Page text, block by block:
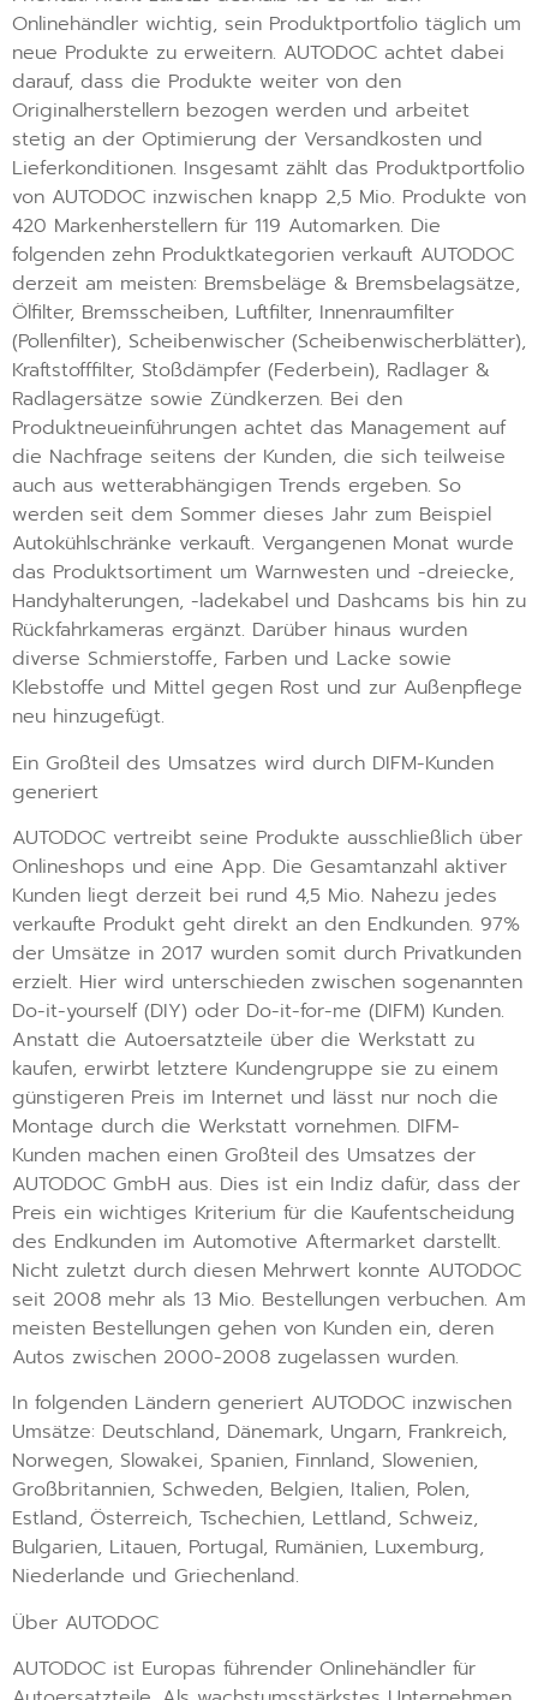
Onlinehändler wichtig, sein Produktportfolio täglich um
neue Produkte zu erweitern. AUTODOC achtet dabei
darauf, dass die Produkte weiter von den
Originalherstellern bezogen werden und arbeitet
stetig an der Optimierung der Versandkosten und
Lieferkonditionen. Insgesamt zählt das Produktportfolio
von AUTODOC inzwischen knapp 2,5 Mio. Produkte von
420 Markenherstellern für 119 Automarken. Die
folgenden zehn Produktkategorien verkauft AUTODOC
derzeit am meisten: Bremsbeläge & Bremsbelagsätze,
Ölfilter, Bremsscheiben, Luftfilter, Innenraumfilter
(Pollenfilter), Scheibenwischer (Scheibenwischerblätter),
Kraftstofffilter, Stoßdämpfer (Federbein), Radlager &
Radlagersätze sowie Zündkerzen. Bei den
Produktneueinführungen achtet das Management auf
die Nachfrage seitens der Kunden, die sich teilweise
auch aus wetterabhängigen Trends ergeben. So
werden seit dem Sommer dieses Jahr zum Beispiel
Autokühlschränke verkauft. Vergangenen Monat wurde
das Produktsortiment um Warnwesten und -dreiecke,
Handyhalterungen, -ladekabel und Dashcams bis hin zu
Rückfahrkameras ergänzt. Darüber hinaus wurden
diverse Schmierstoffe, Farben und Lacke sowie
Klebstoffe und Mittel gegen Rost und zur Außenpflege
neu hinzugefügt.
Ein Großteil des Umsatzes wird durch DIFM-Kunden
generiert
AUTODOC vertreibt seine Produkte ausschließlich über
Onlineshops und eine App. Die Gesamtanzahl aktiver
Kunden liegt derzeit bei rund 4,5 Mio. Nahezu jedes
verkaufte Produkt geht direkt an den Endkunden. 97%
der Umsätze in 2017 wurden somit durch Privatkunden
erzielt. Hier wird unterschieden zwischen sogenannten
Do-it-yourself (DIY) oder Do-it-for-me (DIFM) Kunden.
Anstatt die Autoersatzteile über die Werkstatt zu
kaufen, erwirbt letztere Kundengruppe sie zu einem
günstigeren Preis im Internet und lässt nur noch die
Montage durch die Werkstatt vornehmen. DIFM-
Kunden machen einen Großteil des Umsatzes der
AUTODOC GmbH aus. Dies ist ein Indiz dafür, dass der
Preis ein wichtiges Kriterium für die Kaufentscheidung
des Endkunden im Automotive Aftermarket darstellt.
Nicht zuletzt durch diesen Mehrwert konnte AUTODOC
seit 2008 mehr als 13 Mio. Bestellungen verbuchen. Am
meisten Bestellungen gehen von Kunden ein, deren
Autos zwischen 2000-2008 zugelassen wurden.
In folgenden Ländern generiert AUTODOC inzwischen
Umsätze: Deutschland, Dänemark, Ungarn, Frankreich,
Norwegen, Slowakei, Spanien, Finnland, Slowenien,
Großbritannien, Schweden, Belgien, Italien, Polen,
Estland, Österreich, Tschechien, Lettland, Schweiz,
Bulgarien, Litauen, Portugal, Rumänien, Luxemburg,
Niederlande und Griechenland.
Über AUTODOC
AUTODOC ist Europas führender Onlinehändler für